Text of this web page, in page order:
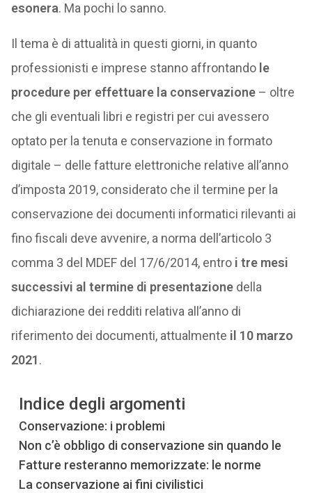
esonera. Ma pochi lo sanno.
Il tema è di attualità in questi giorni, in quanto
professionisti e imprese stanno affrontando le
procedure per effettuare la conservazione– oltre
che gli eventuali libri e registri per cui avessero
optato per la tenuta e conservazione in formato
digitale – delle fatture elettroniche relative all’anno
d’imposta 2019, considerato che il termine per la
conservazione dei documenti informatici rilevanti ai
fino fiscali deve avvenire, a norma dell’articolo 3
comma 3 del MDEF del 17/6/2014, entroi tre mesi
successivi al termine di presentazionedella
dichiarazione dei redditi relativa all’anno di
riferimento dei documenti, attualmente il 10 marzo
2021.
Indice degli argomenti
Conservazione: i problemi
Non c’è obbligo di conservazione sin quando le
Fatture resteranno memorizzate: le norme
La conservazione ai fini civilistici